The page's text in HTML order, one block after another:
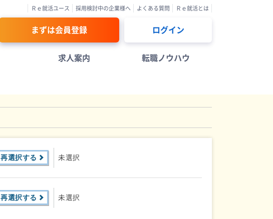
Ｒｅ就活ユース 採用検討中の企業様へ よくある質問 Ｒｅ就活とは
まずは会員登録 ログイン
求人案内 転職ノウハウ
再選択する 未選択
再選択する 未選択